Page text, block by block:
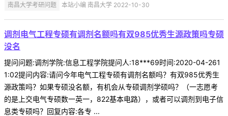
南昌大学考研问题 本站小编 南昌大学 2022-10-30
调剂电气工程专硕有调剂名额吗有双985优秀生源政策吗专硕
没名
提问问题:调剂学院:信息工程学院提问人:18***69时间:2020-04-261
1:02提问内容:请问今年电气工程专硕有调剂名额吗？有双985优秀生
源政策吗？如果专硕没名额，有机会从专硕调剂学硕吗？（一志愿考
的是上交电气专硕数一英一，822基本电路），或者可以调剂到电子信
息类专硕吗？回复内容:各专 ...